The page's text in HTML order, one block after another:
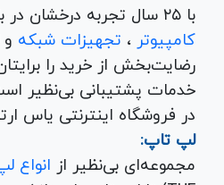
با ۲۵ سال تجربه درخشان در بازار کامپیوتر تهران، یاس ارتباط به عنوان یک فروشگاه اینترنتی کالای دیجیتال،
کامپیوتر ، تجهیزات شبکه
رضایت‌بخش از خرید را
خدمات پشتیبانی بی‌نظیر
در فروشگاه اینترنتی یاس
لپ تاپ:
مجموعه‌ای بی‌نظیر از انواع